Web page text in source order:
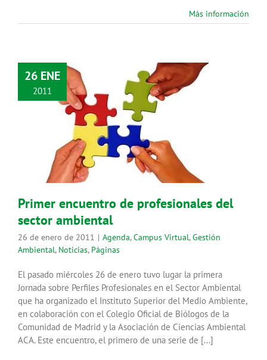
Más información
26 ENE
2011
Primer encuentro de profesionales
del sector ambiental
Agenda Campus Virtual Gestión Ambiental
Noticias Páginas
Primer encuentro de profesionales del
sector ambiental
26 de enero de 2011 | Agenda,Campus Virtual,Gestión
Ambiental, Noticias, Páginas
El pasado miércoles 26 de enero tuvo lugar la primera
Jornada sobre Perfiles Profesionales en el Sector Ambiental
que ha organizado el Instituto Superior del Medio Ambiente,
en colaboración con el Colegio Oficial de Biólogos de la
Comunidad de Madrid y la Asociación de Ciencias Ambiental
ACA. Este encuentro, el primero de una serie de [...]